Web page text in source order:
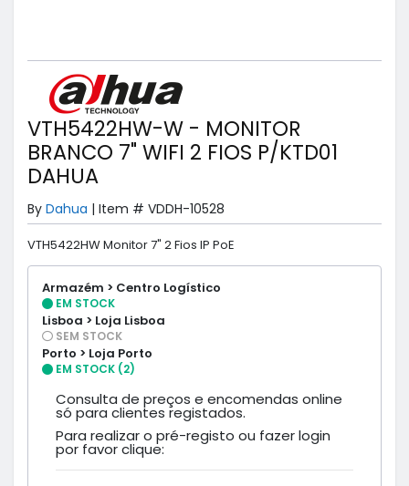
VTH5422HW-W - MONITOR
BRANCO 7" WIFI 2 FIOS P/KTD01
DAHUA
By Dahua | Item # VDDH-10528
VTH5422HW Monitor 7" 2 Fios IP PoE
Armazém > Centro Logístico
EM STOCK
Lisboa > Loja Lisboa
SEM STOCK
Porto > Loja Porto
EM STOCK (2)
Consulta de preços e encomendas online
só para clientes registados.
Para realizar o pré-registo ou fazer login
por favor clique: